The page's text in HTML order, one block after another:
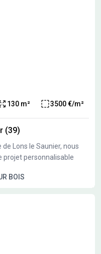
130 m² 3500 €/m²
(39)
Lons le Saunier, nous
projet personnalisable
BOIS